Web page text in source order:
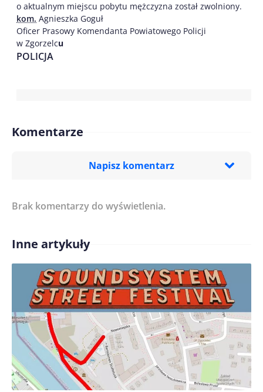
o aktualnym miejscu pobytu mężczyzna został zwolniony.
kom. Agnieszka Goguł
Oficer Prasowy Komendanta Powiatowego Policji
w Zgorzelcu
POLICJA
Komentarze
Napisz komentarz
Treść komentarza*
Imię/ Nick*
Zapamiętaj moje dane w tej przeglądarce podczas
pisania kolejnych komentarzy.
Brak komentarzy do wyświetlenia.
Inne artykuły